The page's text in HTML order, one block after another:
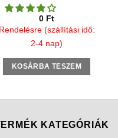
0 Ft
Rendelésre (szállítási idő:
2-4 nap)
KOSÁRBA TESZEM
KATEGÓRIÁK